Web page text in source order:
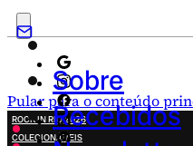
Pular para o conteúdo
Sobre
Recebidos
ROCK IN RIO 2026
COLECIONÁVEIS